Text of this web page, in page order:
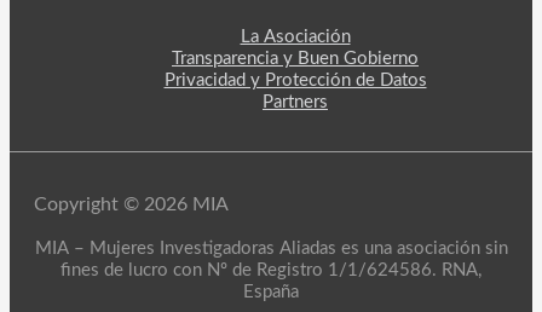
La Asociación
Transparencia y Buen Gobierno
Privacidad y Protección de Datos
Partners
Copyright © 2026 MIA
MIA – Mujeres Investigadoras Aliadas es una asociación sin
fines de lucro con Nº de Registro 1/1/624586. RNA,
España